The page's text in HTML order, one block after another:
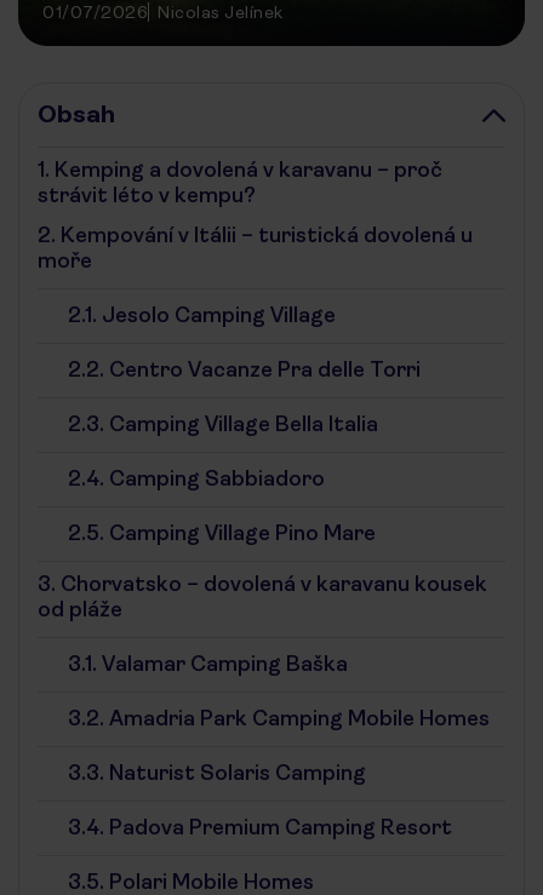
01/07/2026 Nicolas Jelínek
Obsah
1. Kemping a dovolená v karavanu – proč
strávit léto v kempu?
2. Kempování v Itálii – turistická dovolená u
moře
2.1. Jesolo Camping Village
2.2. Centro Vacanze Pra delle Torri
2.3. Camping Village Bella Italia
2.4. Camping Sabbiadoro
2.5. Camping Village Pino Mare
3. Chorvatsko – dovolená v karavanu kousek
od pláže
3.1. Valamar Camping Baška
3.2. Amadria Park Camping Mobile Homes
3.3. Naturist Solaris Camping
3.4. Padova Premium Camping Resort
3.5. Polari Mobile Homes